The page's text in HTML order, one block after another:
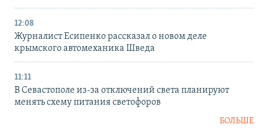
12:08
Журналист Есипенко рассказал о новом деле
крымского автомеханика Шведа
11:11
В Севастополе из-за отключений света планируют
менять схему питания светофоров
БОЛЬШЕ